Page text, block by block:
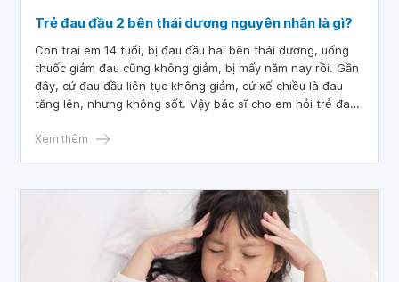
Trẻ đau đầu 2 bên thái dương nguyên nhân là gì?
Con trai em 14 tuổi, bị đau đầu hai bên thái dương, uống
thuốc giảm đau cũng không giảm, bị mấy năm nay rồi. Gần
đây, cứ đau đầu liên tục không giảm, cứ xế chiều là đau
tăng lên, nhưng không sốt. Vậy bác sĩ cho em hỏi trẻ đau
sĩ.
Xem thêm